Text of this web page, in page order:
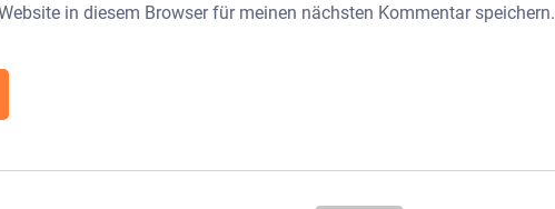
in diesem Browser für meinen nächsten Kommentar speichern.